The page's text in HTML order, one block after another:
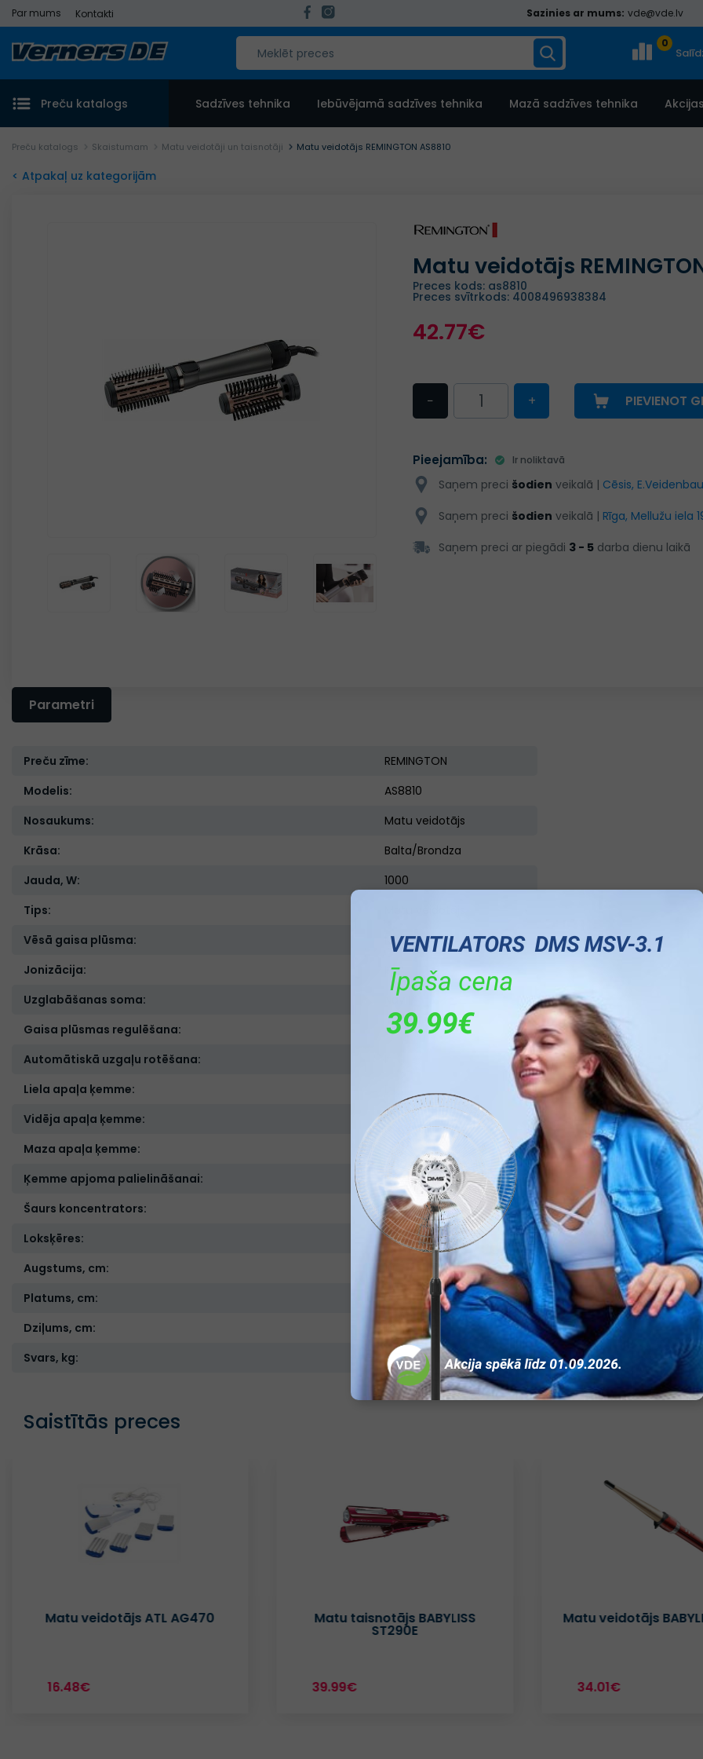
Par mums Kontakti Sazinies ar mums: vde@vde.lv
0
Preču katalogs Sadzīves tehnika Iebūvējamā sadzīves tehnika Mazā sadzīves tehnika
Preču katalogs Skaistumam Matu veidotāji un taisnotāji Matu veidotājs REMINGTON AS8810
< Atpakaļ uz kategorijām
Matu veidotājs
Preces kods: as8810
Preces svītrkods: 4008496938384
42.77€
− + PIEVIENOT
Pieejamība: Ir noliktavā
Saņem preci šodien veikalā | Cēsis,
Saņem preci šodien veikalā | Rīga, Mellužu iela
Saņem preci ar piegādi 3 - 5 darba dienu laikā
Parametri
Preču zīme:
REMINGTON
Modelis:
AS8810
Nosaukums:
Matu veidotājs
Krāsa:
Balta/Brondza
Jauda, W:
1000
Tips:
Vēsā gaisa plūsma:
Nav
Jonizācija:
Uzglabāšanas soma:
Nav
Gaisa plūsmas regulēšana:
Ir
Automātiskā uzgaļu rotēšana:
Liela apaļa ķemme:
Vidēja apaļa ķemme:
Ir
Maza apaļa ķemme:
Ķemme apjoma palielināšanai:
Nav
Šaurs koncentrators:
Nav
Loksķēres:
Nav
Augstums, cm:
Platums, cm:
Dziļums, cm:
16
Svars, kg:
0,7
Saistītās preces
Matu veidotājs ATL AG470
16.48€
Matu taisnotājs BABYLISS
ST290E
39.99€
Matu veidotājs
34.01€